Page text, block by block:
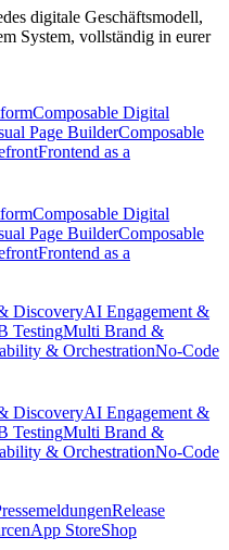
digitale Geschäftsmodell,
System, vollständig in eurer
Composable Digital
Page BuilderComposable
Frontend as a
Composable Digital
Page BuilderComposable
Frontend as a
DiscoveryAI Engagement &
TestingMulti Brand &
& OrchestrationNo-Code
DiscoveryAI Engagement &
TestingMulti Brand &
& OrchestrationNo-Code
Release
App StoreShop